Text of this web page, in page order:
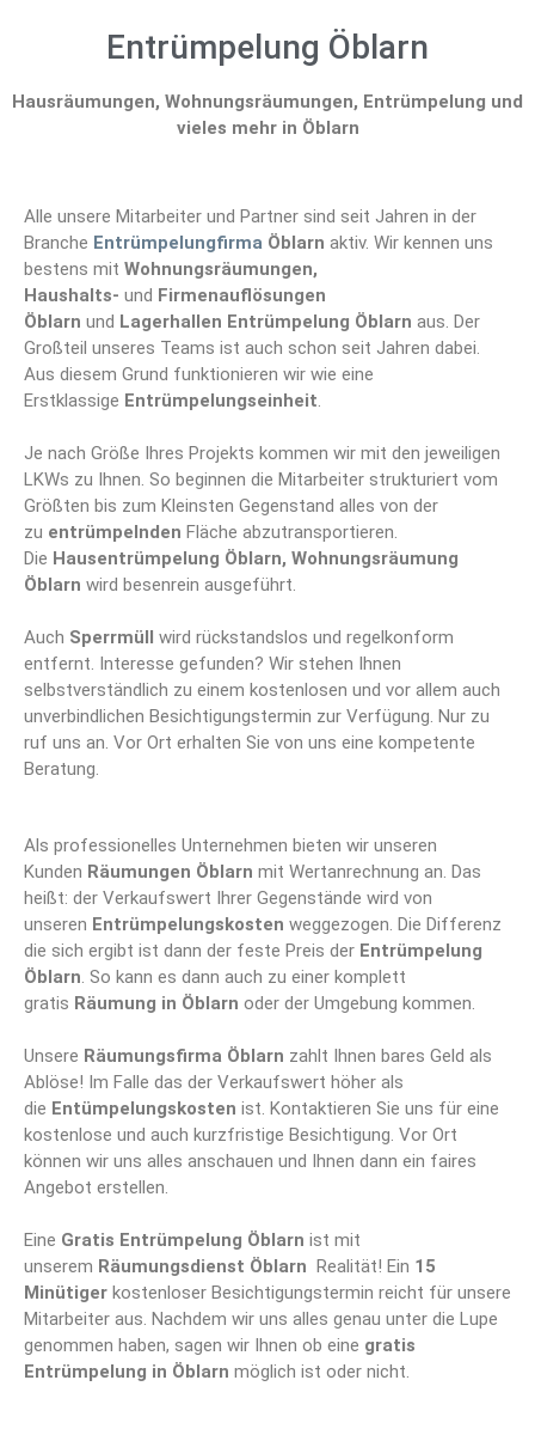
Entrümpelung Öblarn
Hausräumungen, Wohnungsräumungen, Entrümpelung und
vieles mehr in Öblarn
Alle unsere Mitarbeiter und Partner sind seit Jahren in der
Branche Entrümpelungfirma Öblarn aktiv. Wir kennen uns
bestens mit Wohnungsräumungen,
Haushalts- und Firmenauflösungen
Öblarn und Lagerhallen Entrümpelung Öblarn aus. Der
Großteil unseres Teams ist auch schon seit Jahren dabei.
Aus diesem Grund funktionieren wir wie eine
Erstklassige Entrümpelungseinheit.
Je nach Größe Ihres Projekts kommen wir mit den jeweiligen
LKWs zu Ihnen. So beginnen die Mitarbeiter strukturiert vom
Größten bis zum Kleinsten Gegenstand alles von der
zu entrümpelnden Fläche abzutransportieren.
Die Hausentrümpelung Öblarn, Wohnungsräumung
Öblarn wird besenrein ausgeführt.
Auch Sperrmüll wird rückstandslos und regelkonform
entfernt. Interesse gefunden? Wir stehen Ihnen
selbstverständlich zu einem kostenlosen und vor allem auch
unverbindlichen Besichtigungstermin zur Verfügung. Nur zu
ruf uns an. Vor Ort erhalten Sie von uns eine kompetente
Beratung.
Als professionelles Unternehmen bieten wir unseren
Kunden Räumungen Öblarn mit Wertanrechnung an. Das
heißt: der Verkaufswert Ihrer Gegenstände wird von
unseren Entrümpelungskosten weggezogen. Die Differenz
die sich ergibt ist dann der feste Preis der Entrümpelung
Öblarn. So kann es dann auch zu einer komplett
gratis Räumung in Öblarn oder der Umgebung kommen.
Unsere Räumungsfirma Öblarn zahlt Ihnen bares Geld als
Ablöse! Im Falle das der Verkaufswert höher als
die Entümpelungskosten ist. Kontaktieren Sie uns für eine
kostenlose und auch kurzfristige Besichtigung. Vor Ort
können wir uns alles anschauen und Ihnen dann ein faires
Angebot erstellen.
Eine Gratis Entrümpelung Öblarn ist mit
unserem Räumungsdienst Öblarn Realität! Ein 15
Minütiger kostenloser Besichtigungstermin reicht für unsere
Mitarbeiter aus. Nachdem wir uns alles genau unter die Lupe
genommen haben, sagen wir Ihnen ob eine gratis
Entrümpelung in Öblarn möglich ist oder nicht.